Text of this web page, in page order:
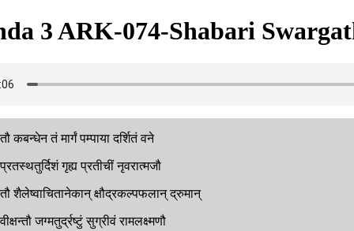
3 ARK-074-Shabari
तौ कबन्धेन तं मार्गं पम्पाया दर्शितं वने
प्रतस्थतुर्दिशं गृह्य प्रतीचीं नृवरात्मजौ
तौ शैलेष्वाचितानेकान् क्षौद्रकल्पफलान् द्रुमान्
वीक्षन्तौ जग्मतुर्द्रष्टुं सुग्रीवं रामलक्ष्मणौ